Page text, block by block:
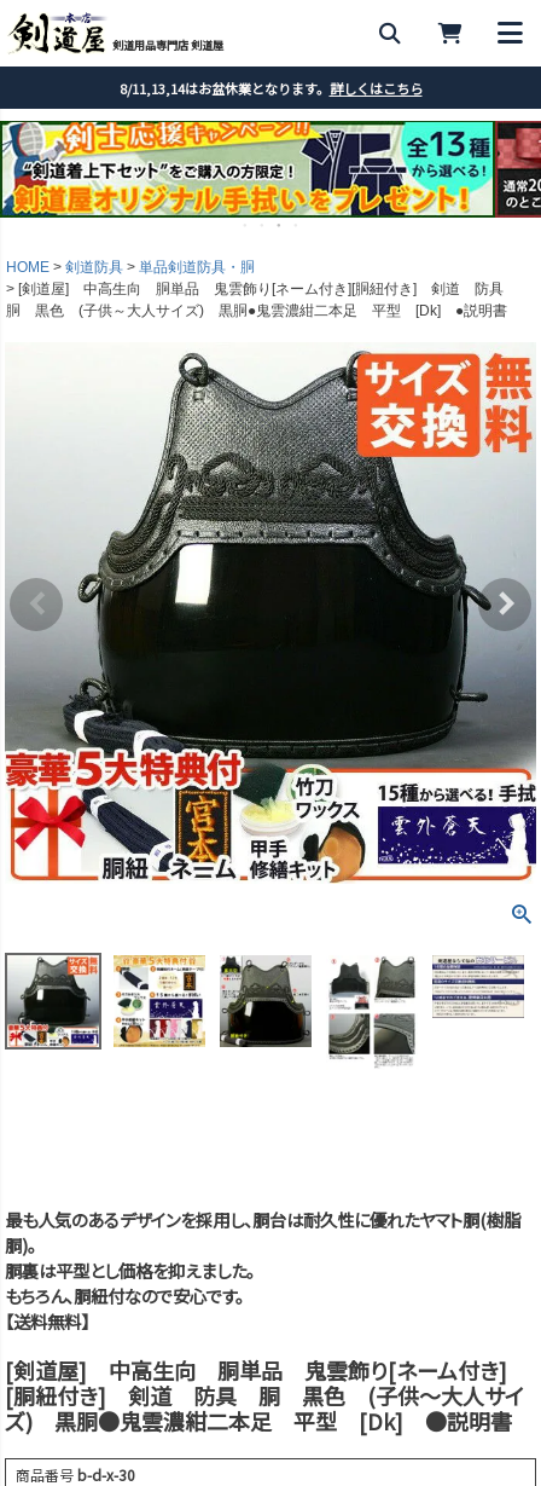
剣道用品専門店 剣道屋
8/11,13,14はお盆休業となります。 詳しくはこちら
HOME 剣道防具
単品剣道防具・胴
[剣道屋] 中高生向 胴単品 鬼雲飾り[ネーム付き][胴紐付き] 剣道 防具
胴 黒色 (子供～大人サイズ) 黒胴●鬼雲濃紺二本足 平型 [Dk] ●説明書
最も人気のあるデザインを採用し、胴台は耐久性に優れたヤマト胴(樹脂
胴)。
胴裏は平型とし価格を抑えました。
もちろん、胴紐付なので安心です。
【送料無料】
[剣道屋] 中高生向 胴単品 鬼雲飾り[ネーム付き]
[胴紐付き] 剣道 防具 胴 黒色 (子供～大人サイ
ズ) 黒胴●鬼雲濃紺二本足 平型 [Dk] ●説明書
商品番号b-d-x-30